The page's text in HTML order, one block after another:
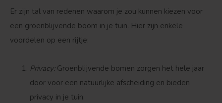
Er zijn tal van redenen waarom je zou kunnen kiezen voor
een groenblijvende boom in je tuin. Hier zijn enkele
voordelen op een rijtje:
Privacy:Groenblijvende bomen zorgen het hele jaar
door voor een natuurlijke afscheiding en bieden
privacy in je tuin.